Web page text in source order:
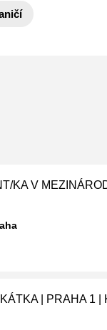
KA V
| PRAHA 1 |